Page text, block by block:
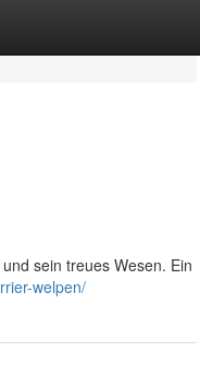
sein treues Wesen. Ein
welpen/